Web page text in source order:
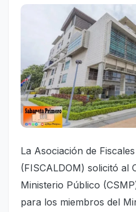
La Asociación de
(FISCALDOM) solicitó al
Ministerio Público
para los miembros del